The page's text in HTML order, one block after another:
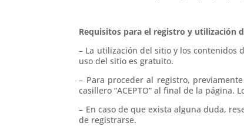
Requisitos para el registro y utilización
– La utilización del sitio y los contenidos
uso del sitio es gratuito.
– Para proceder al registro,
casillero “ACEPTO” al final de la
– En caso de que exista alguna duda,
de registrarse.